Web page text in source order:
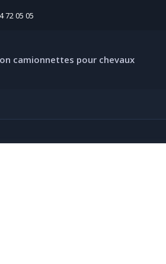
72 05 05
camionnettes pour chevaux